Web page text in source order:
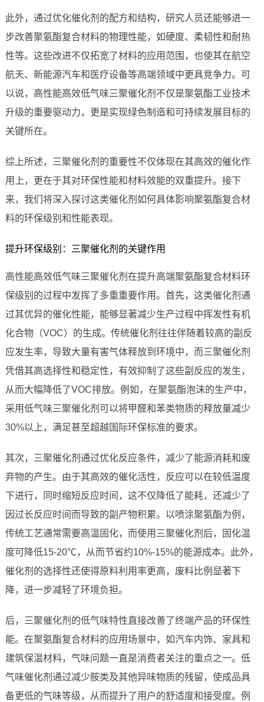
此外，通过优化催化剂的配方和结构，研究人员还能够进一
步改善聚氨酯复合材料的物理性能，如硬度、柔韧性和耐热
性等。这些改进不仅拓宽了材料的应用范围，也使其在航空
航天、新能源汽车和医疗设备等高端领域中更具竞争力。可
以说，高性能高效低气味三聚催化剂不仅是聚氨酯工业技术
升级的重要驱动力，更是实现绿色制造和可持续发展目标的
关键所在。
综上所述，三聚催化剂的重要性不仅体现在其高效的催化作
用上，更在于其对环保性能和材料效能的双重提升。接下
来，我们将深入探讨这类催化剂如何具体影响聚氨酯复合材
料的环保级别和性能表现。
提升环保级别：三聚催化剂的关键作用
高性能高效低气味三聚催化剂在提升高端聚氨酯复合材料环
保级别的过程中发挥了多重重要作用。首先，这类催化剂通
过其优异的催化性能，能够显著减少生产过程中挥发性有机
化合物（VOC）的生成。传统催化剂往往伴随着较高的副反
应发生率，导致大量有害气体释放到环境中，而三聚催化剂
凭借其高选择性和稳定性，有效抑制了这些副反应的发生，
从而大幅降低了VOC排放。例如，在聚氨酯泡沫的生产中，
采用低气味三聚催化剂可以将甲醛和苯类物质的释放量减少
30%以上，满足甚至超越国际环保标准的要求。
其次，三聚催化剂通过优化反应条件，减少了能源消耗和废
弃物的产生。由于其高效的催化活性，反应可以在较低温度
下进行，同时缩短反应时间，这不仅降低了能耗，还减少了
因过长反应时间而导致的副产物积累。以喷涂聚氨酯为例，
传统工艺通常需要高温固化，而使用三聚催化剂后，固化温
度可降低15-20℃，从而节省约10%-15%的能源成本。此外，
催化剂的选择性还使得原料利用率更高，废料比例显著下
降，进一步减轻了环境负担。
后，三聚催化剂的低气味特性直接改善了终端产品的环保性
能。在聚氨酯复合材料的应用场景中，如汽车内饰、家具和
建筑保温材料，气味问题一直是消费者关注的重点之一。低
气味催化剂通过减少胺类及其他异味物质的残留，使成品具
备更低的气味等级，从而提升了用户的舒适度和接受度。例